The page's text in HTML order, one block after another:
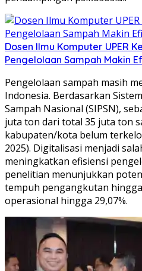
Dosen Ilmu Komputer UPER
Pengelolaan Sampah Makin
Pengelolaan sampah masih
Indonesia. Berdasarkan
Sampah Nasional (SIPSN),
juta ton dari total 35 juta ton
kabupaten/kota belum
2025). Digitalisasi menjadi
meningkatkan efisiensi
penelitian menunjukkan
tempuh pengangkutan hingga
operasional hingga 29,07%.